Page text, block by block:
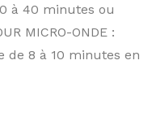
à 40 minutes ou
MICRO-ONDE :
de 8 à 10 minutes en